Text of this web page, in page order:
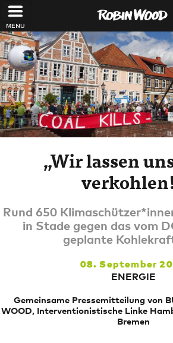
Direkt zum Inhalt
„Wir lassen
Rund 650
in Stade gegen das vom
geplante
08. September
ENERGIE
Gemeinsame Pressemitteilung von
WOOD, Interventionistische Linke
Bremen